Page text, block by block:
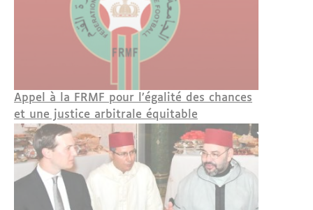
Appel à la FRMF pour l’égalité des chances
et une justice arbitrale équitable